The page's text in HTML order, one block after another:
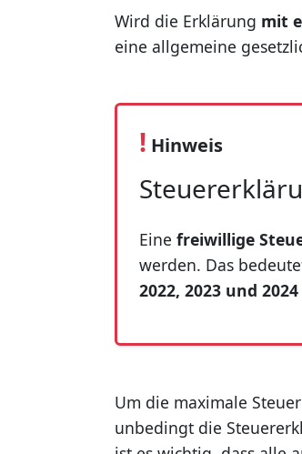
Wird die Erklärung mit
eine allgemeine
! Hinweis
Eine freiwillige
werden. Das
2022, 2023 und 2024
Um die maximale
unbedingt die